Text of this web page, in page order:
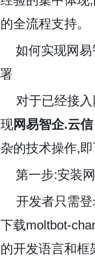
的全流程支持。
如何实现网
署
对于已经接
现网易智企.云
杂的技术操作,
第一步:安装
开发者只需
下载moltbot-
的开发语言和框